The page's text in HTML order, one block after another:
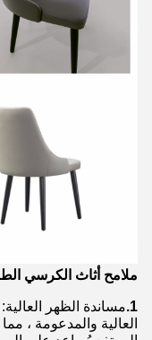
ملامح أثاث الكرسي
1. مساندة الظهر
العالية والمدعومة ،